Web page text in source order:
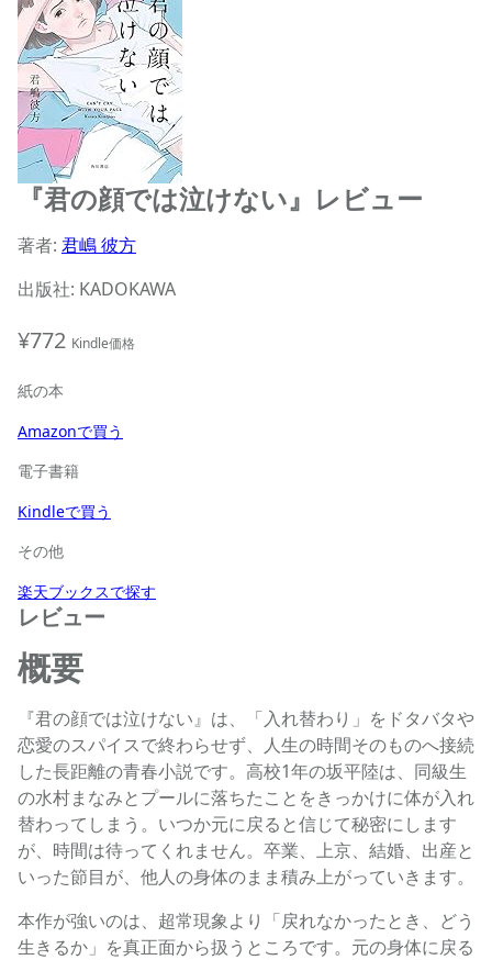
『君の顔では泣けない』レビュー
著者: 君嶋 彼方
出版社: KADOKAWA
¥772 Kindle価格
紙の本
Amazonで買う
電子書籍
Kindleで買う
その他
楽天ブックスで探す
レビュー
概要
『君の顔では泣けない』は、「入れ替わり」をドタバタや
恋愛のスパイスで終わらせず、人生の時間そのものへ接続
した長距離の青春小説です。高校1年の坂平陸は、同級生
の水村まなみとプールに落ちたことをきっかけに体が入れ
替わってしまう。いつか元に戻ると信じて秘密にします
が、時間は待ってくれません。卒業、上京、結婚、出産と
いった節目が、他人の身体のまま積み上がっていきます。
本作が強いのは、超常現象より「戻れなかったとき、どう
生きるか」を真正面から扱うところです。元の身体に戻る